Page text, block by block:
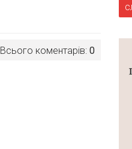
Всього коментарів: 0